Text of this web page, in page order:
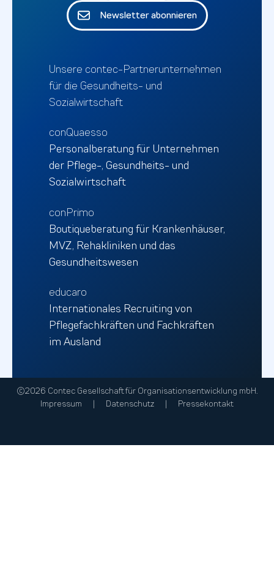
Newsletter abonnieren
Unsere contec-Partnerunternehmen
für die Gesundheits- und
Sozialwirtschaft
conQuaesso
Personalberatung für Unternehmen
der Pflege-, Gesundheits- und
Sozialwirtschaft
conPrimo
Boutiqueberatung für Krankenhäuser,
MVZ, Rehakliniken und das
Gesundheitswesen
educaro
Internationales Recruiting von
Pflegefachkräften und Fachkräften
im Ausland
©2026 Contec Gesellschaft für Organisationsentwicklung mbH.
Impressum
Datenschutz Pressekontakt